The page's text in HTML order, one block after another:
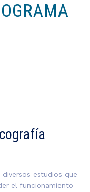
estudios que
el funcionamiento